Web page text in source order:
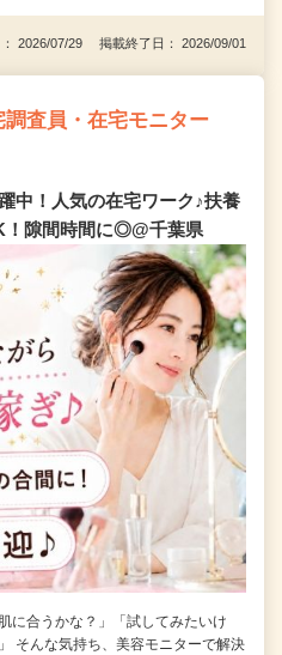
2026/07/29 掲載終了日： 2026/09/01
査員・在宅モニター
中！人気の在宅ワーク♪扶養
！隙間時間に◎@千葉県
に合うかな？」「試してみたいけ
そんな気持ち、美容モニターで解決